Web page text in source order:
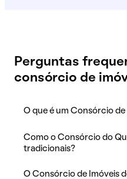
Perguntas
consórcio de
O que é um Consórcio de
Como o Consórcio do
tradicionais?
O Consórcio de Imóveis